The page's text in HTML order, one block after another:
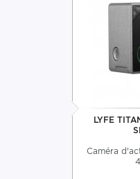
LYFE
Caméra